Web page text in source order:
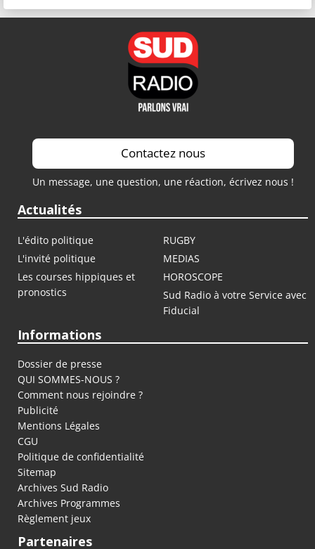
Contactez nous
Un message, une question, une réaction, écrivez nous !
Actualités
L'édito politique
RUGBY
L'invité politique
MEDIAS
Les courses hippiques et
pronostics
HOROSCOPE
Sud Radio à votre Service avec
Fiducial
Informations
Dossier de presse
QUI SOMMES-NOUS ?
Comment nous rejoindre ?
Publicité
Mentions Légales
CGU
Politique de confidentialité
Sitemap
Archives Sud Radio
Archives Programmes
Règlement jeux
Partenaires